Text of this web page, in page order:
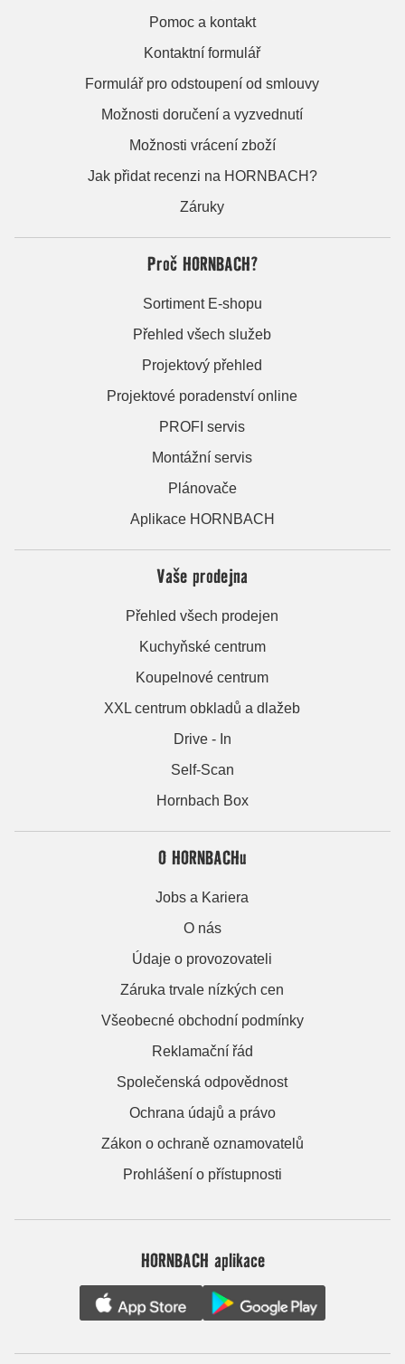
Pomoc a kontakt
Kontaktní formulář
Formulář pro odstoupení od smlouvy
Možnosti doručení a vyzvednutí
Možnosti vrácení zboží
Jak přidat recenzi na HORNBACH?
Záruky
Proč HORNBACH?
Sortiment E-shopu
Přehled všech služeb
Projektový přehled
Projektové poradenství online
PROFI servis
Montážní servis
Plánovače
Aplikace HORNBACH
Vaše prodejna
Přehled všech prodejen
Kuchyňské centrum
Koupelnové centrum
XXL centrum obkladů a dlažeb
Drive - In
Self-Scan
Hornbach Box
O HORNBACHu
Jobs a Kariera
O nás
Údaje o provozovateli
Záruka trvale nízkých cen
Všeobecné obchodní podmínky
Reklamační řád
Společenská odpovědnost
Ochrana údajů a právo
Zákon o ochraně oznamovatelů
Prohlášení o přístupnosti
HORNBACH aplikace